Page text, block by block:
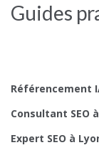
Guides
Référencement
Consultant SEO
Expert SEO à